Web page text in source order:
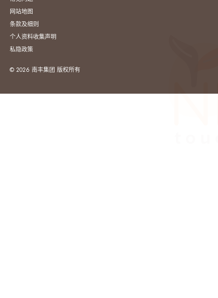
网站地图
条款及细则
个人资料收集声明
私隐政策
© 2026 南丰集团 版权所有